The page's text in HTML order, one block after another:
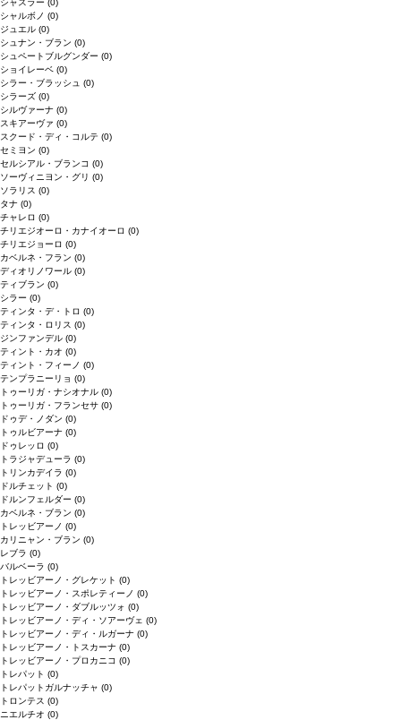
シャスラー (0)
シャルボノ (0)
ジュエル (0)
シュナン・ブラン (0)
シュペートブルグンダー (0)
ショイレーベ (0)
シラー・ブラッシュ (0)
シラーズ (0)
シルヴァーナ (0)
スキアーヴァ (0)
スクード・ディ・コルテ (0)
セミヨン (0)
セルシアル・ブランコ (0)
ソーヴィニヨン・グリ (0)
ソラリス (0)
タナ (0)
チャレロ (0)
チリエジオーロ・カナイオーロ (0)
チリエジョーロ (0)
カベルネ・フラン (0)
ディオリノワール (0)
ティブラン (0)
シラー (0)
ティンタ・デ・トロ (0)
ティンタ・ロリス (0)
ジンファンデル (0)
ティント・カオ (0)
ティント・フィーノ (0)
テンプラニーリョ (0)
トゥーリガ・ナシオナル (0)
トゥーリガ・フランセサ (0)
ドゥデ・ノダン (0)
トゥルビアーナ (0)
ドゥレッロ (0)
トラジャデューラ (0)
トリンカデイラ (0)
ドルチェット (0)
ドルンフェルダー (0)
カベルネ・ブラン (0)
トレッビアーノ (0)
カリニャン・ブラン (0)
レブラ (0)
バルベーラ (0)
トレッビアーノ・グレケット (0)
トレッビアーノ・スポレティーノ (0)
トレッビアーノ・ダブルッツォ (0)
トレッビアーノ・ディ・ソアーヴェ (0)
トレッビアーノ・ディ・ルガーナ (0)
トレッビアーノ・トスカーナ (0)
トレッビアーノ・プロカニコ (0)
トレパット (0)
トレパットガルナッチャ (0)
トロンテス (0)
ニエルチオ (0)